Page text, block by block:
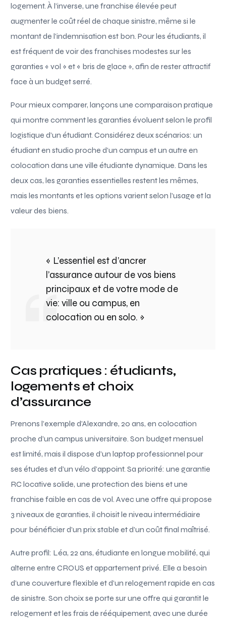
logement. À l’inverse, une franchise élevée peut
augmenter le coût réel de chaque sinistre, même si le
montant de l’indemnisation est bon. Pour les étudiants, il
est fréquent de voir des franchises modestes sur les
garanties « vol » et « bris de glace », afin de rester attractif
face à un budget serré.
Pour mieux comparer, lançons une comparaison pratique
qui montre comment les garanties évoluent selon le profil
logistique d’un étudiant. Considérez deux scénarios: un
étudiant en studio proche d’un campus et un autre en
colocation dans une ville étudiante dynamique. Dans les
deux cas, les garanties essentielles restent les mêmes,
mais les montants et les options varient selon l’usage et la
valeur des biens.
« L’essentiel est d’ancrer
l’assurance autour de vos biens
principaux et de votre mode de
vie: ville ou campus, en
colocation ou en solo. »
Cas pratiques : étudiants,
logements et choix
d’assurance
Prenons l’exemple d’Alexandre, 20 ans, en colocation
proche d’un campus universitaire. Son budget mensuel
est limité, mais il dispose d’un laptop professionnel pour
ses études et d’un vélo d’appoint. Sa priorité: une garantie
RC locative solide, une protection des biens et une
franchise faible en cas de vol. Avec une offre qui propose
3 niveaux de garanties, il choisit le niveau intermédiaire
pour bénéficier d’un prix stable et d’un coût final maîtrisé.
Autre profil: Léa, 22 ans, étudiante en longue mobilité, qui
alterne entre CROUS et appartement privé. Elle a besoin
d’une couverture flexible et d’un relogement rapide en cas
de sinistre. Son choix se porte sur une offre qui garantit le
relogement et les frais de rééquipement, avec une durée